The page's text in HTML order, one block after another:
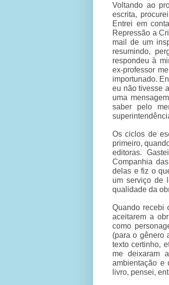
Voltando ao
escrita,
Entrei em
Repressão a
mail de um
resumindo,
respondeu à
ex-professor
importunado.
eu não tivesse
uma
saber pelo
Os ciclos de
primeiro,
editoras.
Companhia
delas e fiz o
um serviço de
qualidade da
Quando recebi
aceitarem a
como
(para o gênero
texto certinho,
me deixaram
ambientação e
livro, pensei,